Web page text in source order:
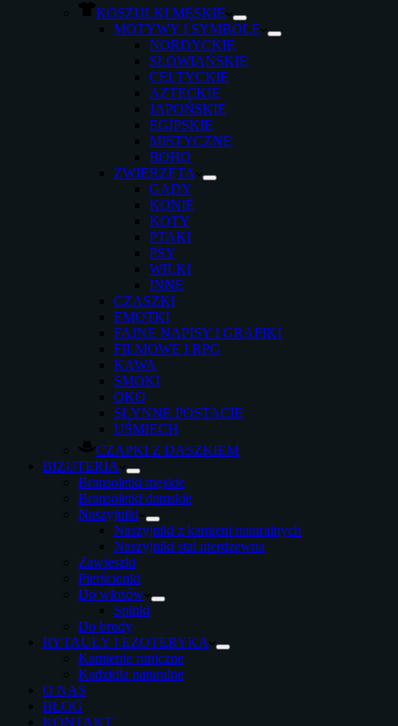
KOSZULKI MĘSKIE
MOTYWY I SYMBOLE
NORDYCKIE
SŁOWIAŃSKIE
CELTYCKIE
AZTECKIE
JAPOŃSKIE
EGIPSKIE
MISTYCZNE
BOHO
ZWIERZĘTA
GADY
KONIE
KOTY
PTAKI
PSY
WILKI
INNE
CZASZKI
EMOTKI
FAJNE NAPISY I GRAFIKI
FILMOWE I RPG
KAWA
SMOKI
OKO
SŁYNNE POSTACIE
UŚMIECH
CZAPKI Z DASZKIEM
BIŻUTERIA
Bransoletki męskie
Bransoletki damskie
Naszyjniki
Naszyjniki z kamieni naturalnych
Naszyjniki stal nierdzewna
Zawieszki
Pierścionki
Do włosów
Spinki
Do brody
RYTAUŁY I EZOTERYKA
Kamienie runiczne
Kadzidła naturalne
O NAS
BLOG
KONTAKT